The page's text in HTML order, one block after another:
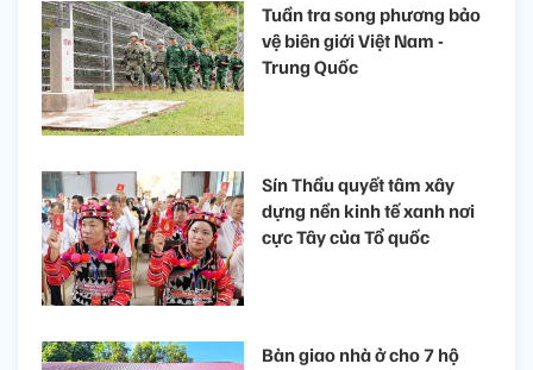
Tuần tra song phương bảo
vệ biên giới Việt Nam -
Trung Quốc
Sín Thầu quyết tâm xây
dựng nền kinh tế xanh nơi
cực Tây của Tổ quốc
Bàn giao nhà ở cho 7 hộ